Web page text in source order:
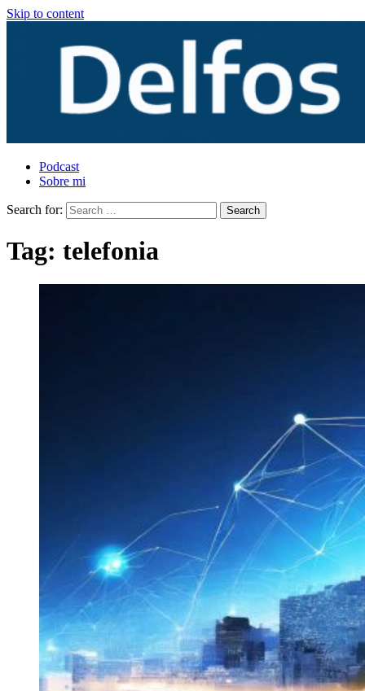
Skip to content
Podcast
Sobre mi
Search for:
Tag: telefonia